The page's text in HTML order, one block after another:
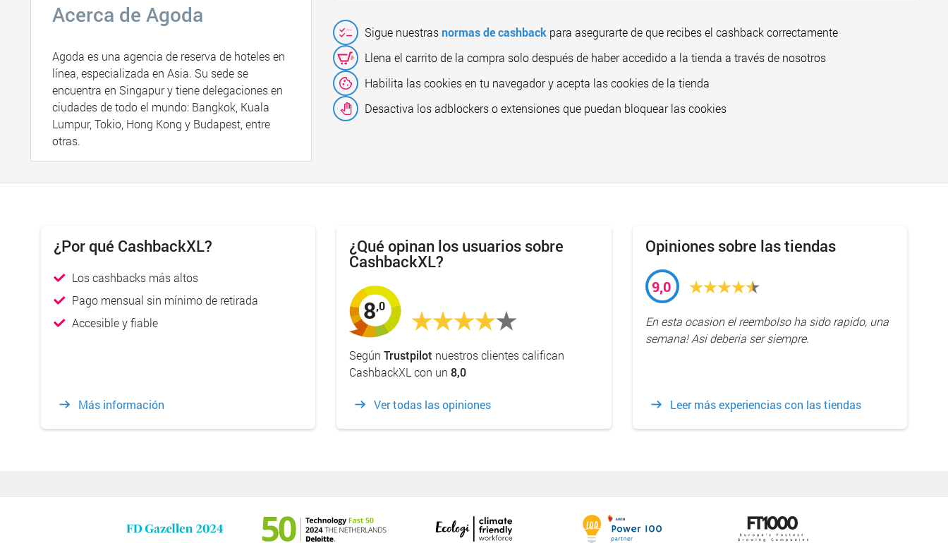
Sigue nuestrasnormas de cashback para asegurarte de que recibes el cashback correctamente
Llena el carrito de la compra solo después de haber accedido a la tienda a través de nosotros
Habilita las cookies en tu navegador y acepta las cookies de la tienda
Desactiva los adblockers o extensiones que puedan bloquear las cookies
Acerca de Agoda
Agoda es una agencia de reserva de hoteles en
línea, especializada en Asia. Su sede se
encuentra en Singapur y tiene delegaciones en
ciudades de todo el mundo: Bangkok, Kuala
Lumpur, Tokio, Hong Kong y Budapest, entre
otras.
¿Por qué CashbackXL?
Los cashbacks más altos
Pago mensual sin mínimo de retirada
Accesible y fiable
Más información
¿Qué opinan los usuarios sobre
CashbackXL?
8,0
SegúnTrustpilot nuestros clientes califican
CashbackXL con un8,0
Ver todas las opiniones
Opiniones sobre las tiendas
9,0
En esta ocasion el reembolso ha sido rapido, una
semana! Asi deberia ser siempre.
Leer más experiencias con las tiendas